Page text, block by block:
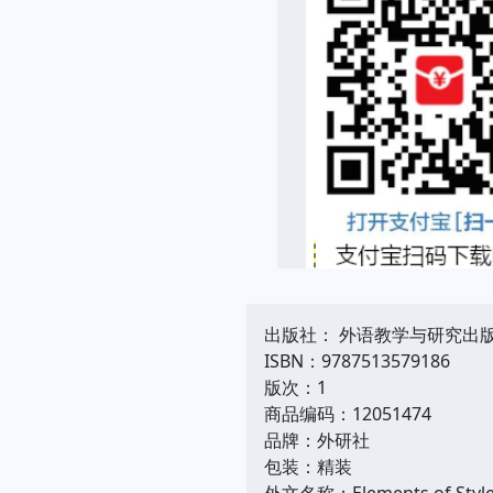
出版社： 外语教学与研究出
ISBN：9787513579186
版次：1
商品编码：12051474
品牌：外研社
包装：精装